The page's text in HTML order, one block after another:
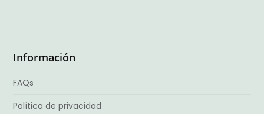
Información
FAQs
Política de privacidad